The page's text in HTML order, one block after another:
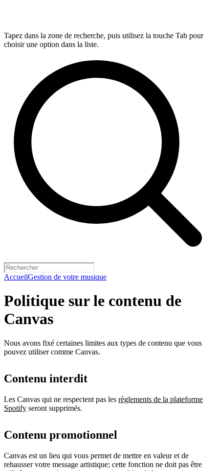
Tapez dans la zone de recherche, puis utilisez la touche Tab pour
choisir une option dans la liste.
AccueilGestion de votre musique
Politique sur le contenu de
Canvas
Nous avons fixé certaines limites aux types de contenu que vous
pouvez utiliser comme Canvas.
Contenu interdit
Les Canvas qui ne respectent pas les règlements de la plateforme
Spotify seront supprimés.
Contenu promotionnel
Canvas est un lieu qui vous permet de mettre en valeur et de
rehausser votre message artistique; cette fonction ne doit pas être